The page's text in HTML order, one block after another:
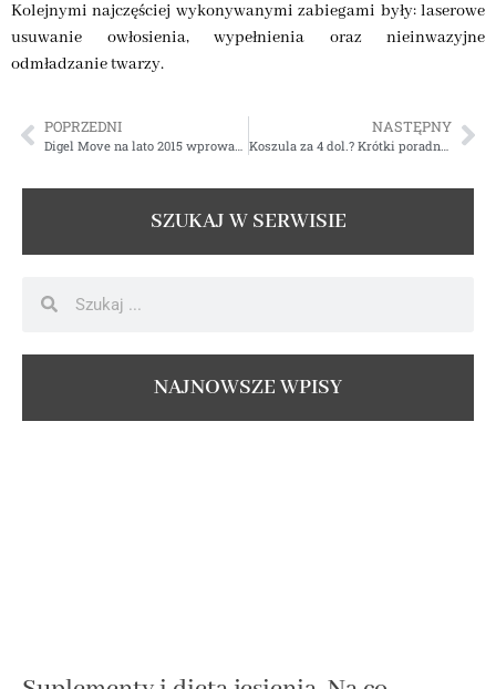
Kolejnymi najczęściej wykonywanymi zabiegami były: laserowe
usuwanie owłosienia, wypełnienia oraz nieinwazyjne
odmładzanie twarzy.
POPRZEDNI NASTĘPNY
SZUKAJ W SERWISIE
NAJNOWSZE WPISY